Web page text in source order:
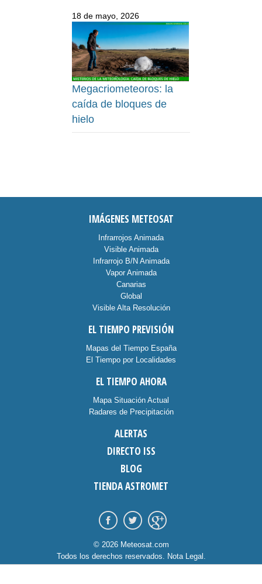
18 de mayo, 2026
Megacriometeoros: la
caída de bloques de
hielo
IMÁGENES METEOSAT
Infrarrojos Animada
Visible Animada
Infrarrojo B/N Animada
Vapor Animada
Canarias
Global
Visible Alta Resolución
EL TIEMPO PREVISIÓN
Mapas del Tiempo España
El Tiempo por Localidades
EL TIEMPO AHORA
Mapa Situación Actual
Radares de Precipitación
ALERTAS
DIRECTO ISS
BLOG
TIENDA ASTROMET
© 2026 Meteosat.com
Todos los derechos reservados. Nota Legal .